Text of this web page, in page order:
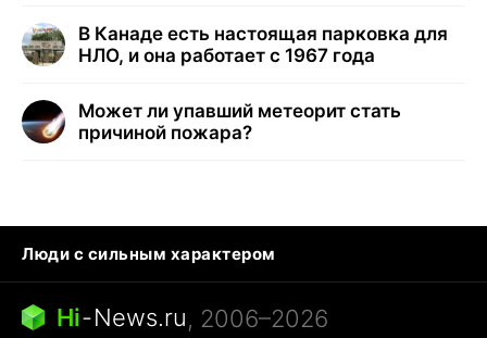
В Канаде есть настоящая парковка для
НЛО, и она работает с 1967 года
Может ли упавший метеорит стать
причиной пожара?
Люди с сильным характером
Кошка писает на кровать
Тунцы в океанариуме
Ядовитые пауки России
Города в ядерной войне
Hi-News.ru, 2006–2026